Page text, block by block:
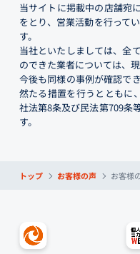
当サイトに掲載中の店舗宛
をとり、営業活動を行って
す。
当社といたしましては、全
のできた業者については、
今後も同様の事例が確認で
然たる措置を行うとともに
社法第8条及び民法第709条
す。
トップ お客様の声